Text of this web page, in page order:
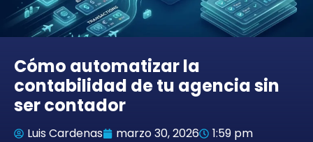
Cómo automatizar la
contabilidad de tu agencia sin
ser contador
Luis Cardenas marzo 30, 2026 1:59 pm